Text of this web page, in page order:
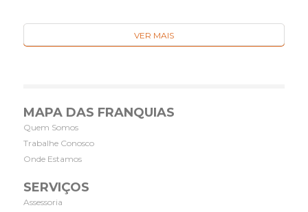
VER MAIS
MAPA DAS FRANQUIAS
Quem Somos
Trabalhe Conosco
Onde Estamos
SERVIÇOS
Assessoria